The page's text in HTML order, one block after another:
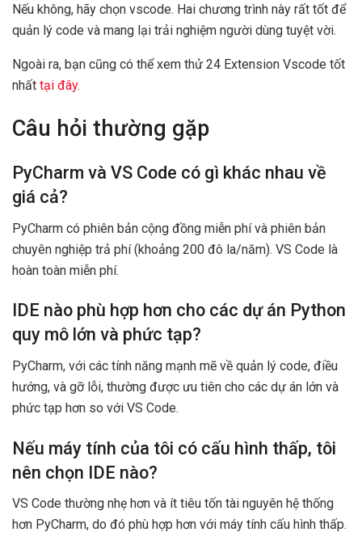
Nếu không, hãy chọn vscode. Hai chương trình này rất tốt để
quản lý code và mang lại trải nghiệm người dùng tuyệt vời.
Ngoài ra, bạn cũng có thể xem thử 24 Extension Vscode tốt
nhất tại đây.
Câu hỏi thường gặp
PyCharm và VS Code có gì khác nhau về
giá cả?
PyCharm có phiên bản cộng đồng miễn phí và phiên bản
chuyên nghiệp trả phí (khoảng 200 đô la/năm). VS Code là
hoàn toàn miễn phí.
IDE nào phù hợp hơn cho các dự án Python
quy mô lớn và phức tạp?
PyCharm, với các tính năng mạnh mẽ về quản lý code, điều
hướng, và gỡ lỗi, thường được ưu tiên cho các dự án lớn và
phức tạp hơn so với VS Code.
Nếu máy tính của tôi có cấu hình thấp, tôi
nên chọn IDE nào?
VS Code thường nhẹ hơn và ít tiêu tốn tài nguyên hệ thống
hơn PyCharm, do đó phù hợp hơn với máy tính cấu hình thấp.